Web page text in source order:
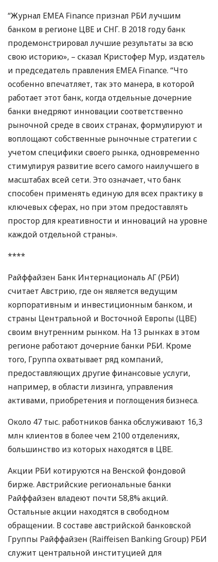
“Журнал EMEA Finance признал РБИлучшим
банком в регионе ЦВЕ и СНГ. В 2018 году банк
продемонстрировал лучшие результаты за всю
свою историю», – сказал Кристофер Мур, издатель
и председатель правления EMEA Finance. “Что
особенно впечатляет, так это манера, в которой
работает этот банк, когда отдельные дочерние
банки внедряют инновации соответственно
рыночной среде в своих странах, формулируют и
воплощают собственные рыночные стратегии с
учетом специфики своего рынка, одновременно
стимулируя развитие всего самого наилучшего в
масштабах всей сети. Это означает, что банк
способен применять единую для всех практику в
ключевых сферах, но при этом предоставлять
простор для креативности и инноваций на уровне
каждой отдельной страны».
****
Райффайзен Банк Интернациональ АГ (РБИ)
считает Австрию, где он является ведущим
корпоративным и инвестиционным банком, и
страны Центральной и Восточной Европы (ЦВЕ)
своим внутренним рынком. На 13 рынках в этом
регионе работают дочерние банки РБИ. Кроме
того, Группа охватывает ряд компаний,
предоставляющих другие финансовые услуги,
например, в области лизинга, управления
активами, приобретения и поглощения бизнеса.
Около 47 тыс. работников банка обслуживают 16,3
млн клиентов в более чем 2100 отделениях,
большинство из которых находятся в ЦВЕ.
Акции РБИ котируются на Венской фондовой
бирже. Австрийские региональные банки
Райффайзен владеют почти 58,8% акций.
Остальные акции находятся в свободном
обращении. В составе австрийской банковской
Группы Райффайзен (Raiffeisen Banking Group) РБИ
служит центральной институцией для